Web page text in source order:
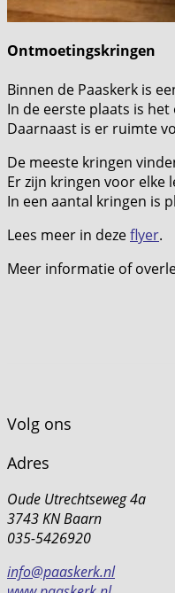
Ontmoetingskringen
Binnen de Paaskerk is
In de eerste plaats is
Daarnaast is er ruimte
De meeste kringen
Er zijn kringen voor elke
In een aantal kringen is
Lees meer in dezeflyer.
Meer informatie of
Volg ons
Adres
Oude Utrechtseweg 4a
3743 KN Baarn
035-5426920
info@paaskerk.nl